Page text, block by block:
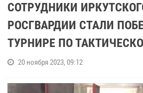
СОТРУДНИКИ
РОСГВАРДИИ СТАЛИ
ТУРНИРЕ ПО
20 ноября 2023, 09:12